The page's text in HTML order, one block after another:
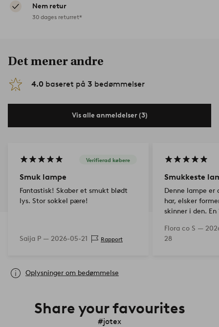
Nem retur
30 dages returret*
Det mener andre
4.0 baseret på 3 bedømmelser
Vis alle anmeldelser (3)
Verifierad købere
Smuk lampe
Fantastisk! Skaber et smukt blødt
lys. Stor sokkel pære!
Saija P — 2026-05-21 Rapport
Smukkeste
Denne lampe er
har, elsker
skinner i den.
Flora co S —
28
Oplysninger om bedømmelse
Share your favourites
#jotex